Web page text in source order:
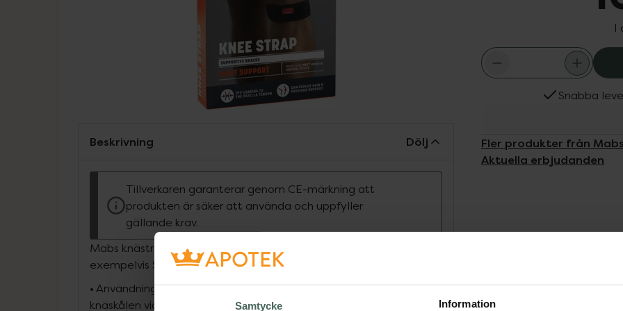
Samtycke Information
I
Snabba
Fler produkter från
Aktuella erbjudanden
Beskrivning Dölj
Tillverkaren garanterar genom CE-märkning att
produkten är säker att använda och uppfyller
gällande krav.
Mabs knästrap ger stöd och avlastning för knäskålssenan vid
exempelvis Schlatter- eller hopparknä.
• Användningsområde: Schlatterknä, hopparknä, smärta från
knäskålen vid instabilitet.